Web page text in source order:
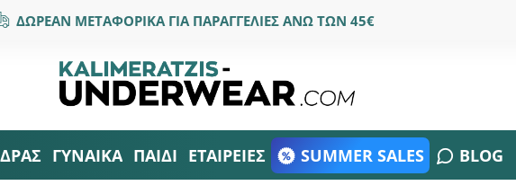
ΔΩΡΕΑΝ ΜΕΤΑΦΟΡΙΚΑ ΓΙΑ ΠΑΡΑΓΓΕΛΙΕΣ ΑΝΩ ΤΩΝ 45€
ΓΥΝΑΙΚΑ ΠΑΙΔΙ ΕΤΑΙΡΕΙΕΣ SUMMER SALES BLOG